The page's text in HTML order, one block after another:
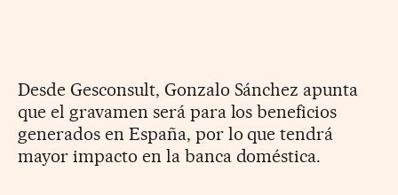
Desde Gesconsult, Gonzalo Sánchez apunta
que el gravamen será para los beneficios
generados en España, por lo que tendrá
mayor impacto en la banca doméstica.